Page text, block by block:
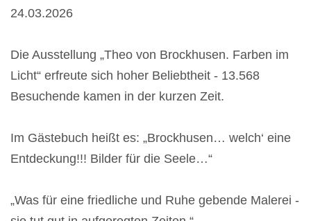
24.03.2026
Die Ausstellung „Theo von Brockhusen. Farben im
Licht“ erfreute sich hoher Beliebtheit - 13.568
Besuchende kamen in der kurzen Zeit.
Im Gästebuch heißt es: „Brockhusen… welch‘ eine
Entdeckung!!! Bilder für die Seele…“
„Was für eine friedliche und Ruhe gebende Malerei -